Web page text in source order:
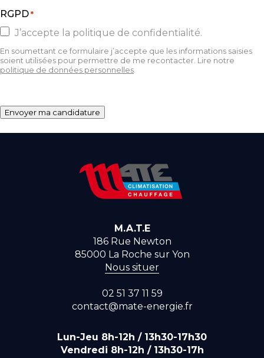
RGPD *
J’accepte la politique de confidentialité.
En soumettant ce formulaire j’accepte que les informations saisies
soient utilisées pour permettre de me recontacter. Lire notre
politique de données personnelles
Envoyer ma candidature
M.A.T.E
186 Rue Newton
85000 La Roche sur Yon
Nous situer
02 51 37 11 59
contact@mate-energie.fr
Lun-Jeu 8h-12h / 13h30-17h30
Vendredi 8h-12h / 13h30-17h